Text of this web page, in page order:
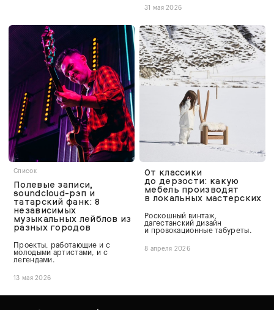
31 мая 2026
Список
Полевые записи,
soundcloud-рэп и
татарский фанк: 8
независимых
музыкальных лейблов из
разных городов
Проекты, работающие и с
молодыми артистами, и с
легендами.
13 мая 2026
От классики
до дерзости: какую
мебель производят
в локальных мастерских
Роскошный винтаж,
дагестанский дизайн
и провокационные табуреты.
8 апреля 2026